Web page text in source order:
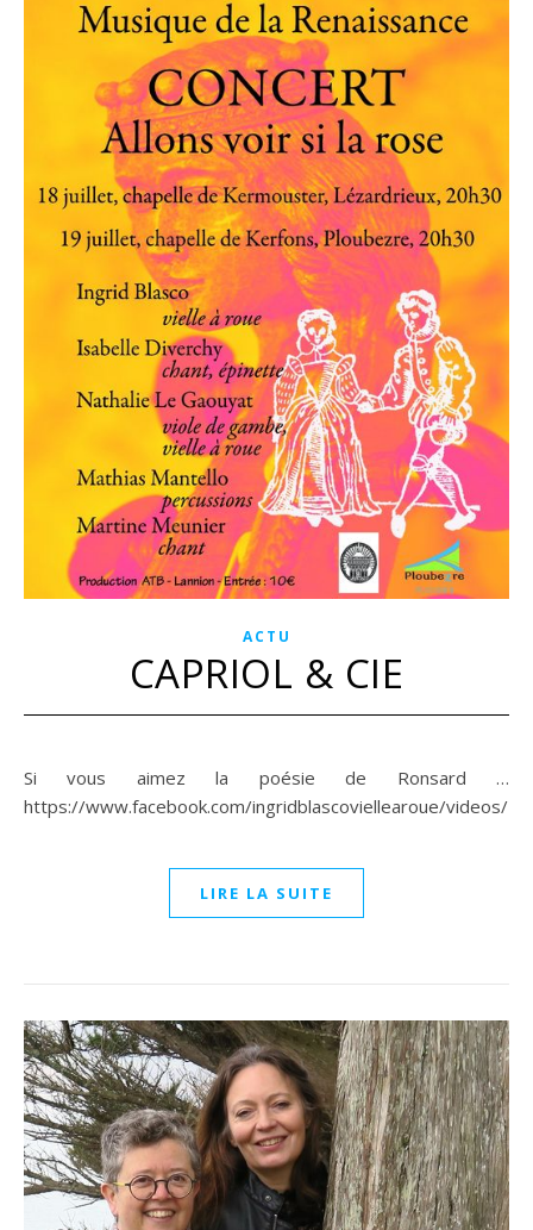
ACTU
CAPRIOL & CIE
Si vous aimez la poésie de Ronsard …
https://www.facebook.com/ingridblascoviellearoue/videos/
LIRE LA SUITE